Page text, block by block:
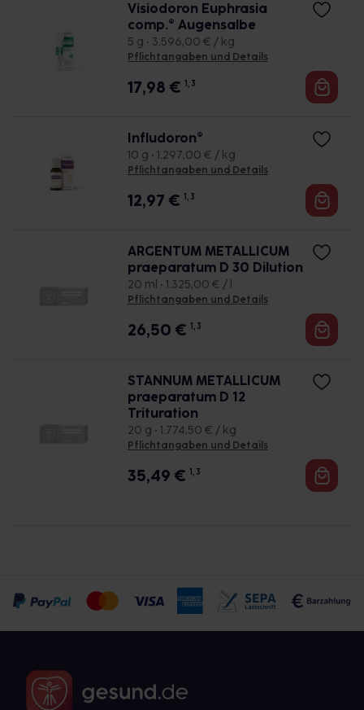
Visiodoron Euphrasia
comp.® Augensalbe
5 g • 3.596,00 € / kg
Pflichtangaben und Details
17,98 € 1, 3
Infludoron®
10 g • 1.297,00 € / kg
Pflichtangaben und Details
12,97 € 1, 3
ARGENTUM METALLICUM
praeparatum D 30 Dilution
20 ml • 1.325,00 € / l
Pflichtangaben und Details
26,50 € 1, 3
STANNUM METALLICUM
praeparatum D 12
Trituration
20 g • 1.774,50 € / kg
Pflichtangaben und Details
35,49 € 1, 3